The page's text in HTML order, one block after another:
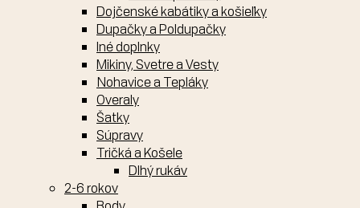
Dojčenské kabátiky a košieľky
Dupačky a Poldupačky
Iné doplnky
Mikiny, Svetre a Vesty
Nohavice a Tepláky
Overaly
Šatky
Súpravy
Tričká a Košele
Dlhý rukáv
2-6 rokov